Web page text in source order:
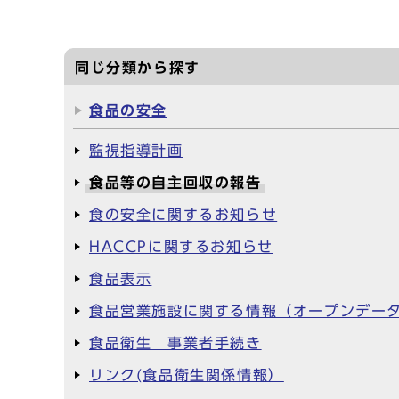
同じ分類から探す
食品の安全
監視指導計画
食品等の自主回収の報告
食の安全に関するお知らせ
HACCPに関するお知らせ
食品表示
食品営業施設に関する情報（オープンデー
食品衛生 事業者手続き
リンク(食品衛生関係情報）